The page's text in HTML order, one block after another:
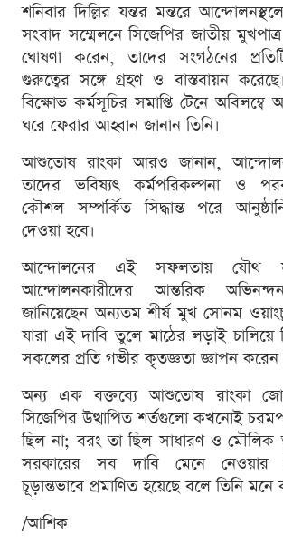
শনিবার দিল্লির যন্তর মন্তরে
সংবাদ সম্মেলনে সিজেপির জাতীয়
ঘোষণা করেন, তাদের সংগঠনের
গুরুত্বের সঙ্গে গ্রহণ ও বাস্তবায়ন
বিক্ষোভ কর্মসূচির সমাপ্তি টেনে অবিলম্বে
ঘরে ফেরার আহ্বান জানান তিনি।
আশুতোষ রাংকা আরও জানান,
তাদের ভবিষ্যৎ কর্মপরিকল্পনা ও
কৌশল সম্পর্কিত সিদ্ধান্ত পরে
দেওয়া হবে।
আন্দোলনের এই সফলতায় যৌথ
আন্দোলনকারীদের আন্তরিক
জানিয়েছেন অন্যতম শীর্ষ মুখ সোনম
যারা এই দাবি তুলে মাঠের লড়াই চালিয়ে
সকলের প্রতি গভীর কৃতজ্ঞতা জ্ঞাপন করেন
অন্য এক বক্তব্যে আশুতোষ রাংকা
সিজেপির উত্থাপিত শর্তগুলো কখনোই
ছিল না; বরং তা ছিল সাধারণ ও মৌলিক
সরকারের সব দাবি মেনে নেওয়ার
চূড়ান্তভাবে প্রমাণিত হয়েছে বলে তিনি মনে
/আশিক